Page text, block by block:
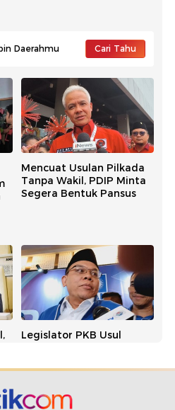
Daerahmu Cari Tahu
Mencuat Usulan Pilkada
Tanpa Wakil, PDIP Minta
Segera Bentuk Pansus
Legislator PKB Usul
Simpatik